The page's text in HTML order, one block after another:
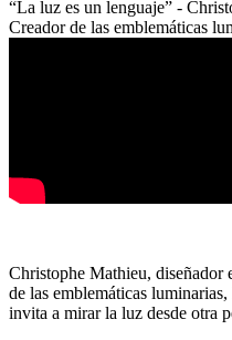
“La luz es un lenguaje” -
Creador de las emblemáticas
Christophe Mathieu, diseñador
de las emblemáticas
invita a mirar la luz desde otra